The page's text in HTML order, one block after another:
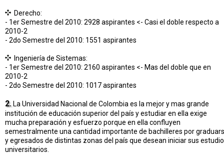
Derecho:
- 1er Semestre del 2010: 2928 aspirantes <- Casi el doble respecto a
2010-2
- 2do Semestre del 2010: 1551 aspirantes
Ingeniería de Sistemas:
- 1er Semestre del 2010: 2160 aspirantes <- Mas del doble que en
2010-2
- 2do Semestre del 2010: 1017 aspirantes
2. La Universidad Nacional de Colombia es la mejor y mas grande
institución de educación superior del país y estudiar en ella exige
mucha preparación y esfuerzo porque en ella confluyen
semestralmente una cantidad importante de bachilleres por
y egresados de distintas zonas del país que desean iniciar sus
universitarios.